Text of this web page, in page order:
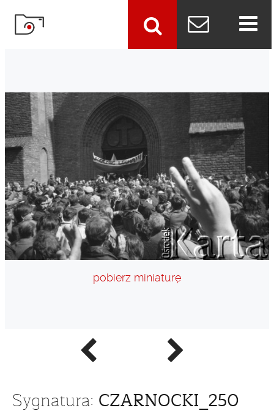
Poprzednie
zdjęcie
Następne
zdjęcie
pobierz miniaturę
Sygnatura: CZARNOCKI_250